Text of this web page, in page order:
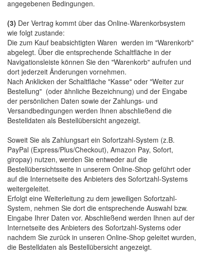
angegebenen Bedingungen.
(3) Der Vertrag kommt über das Online-Warenkorbsystem
wie folgt zustande:
Die zum Kauf beabsichtigten Waren werden im "Warenkorb"
abgelegt. Über die entsprechende Schaltfläche in der
Navigationsleiste können Sie den "Warenkorb" aufrufen und
dort jederzeit Änderungen vornehmen.
Nach Anklicken der Schaltfläche "Kasse" oder "Weiter zur
Bestellung" (oder ähnliche Bezeichnung) und der Eingabe
der persönlichen Daten sowie der Zahlungs- und
Versandbedingungen werden Ihnen abschließend die
Bestelldaten als Bestellübersicht angezeigt.
Soweit Sie als Zahlungsart ein Sofortzahl-System (z.B.
PayPal (Express/Plus/Checkout), Amazon Pay, Sofort,
giropay) nutzen, werden Sie entweder auf die
Bestellübersichtsseite in unserem Online-Shop geführt oder
auf die Internetseite des Anbieters des Sofortzahl-Systems
weitergeleitet.
Erfolgt eine Weiterleitung zu dem jeweiligen Sofortzahl-
System, nehmen Sie dort die entsprechende Auswahl bzw.
Eingabe Ihrer Daten vor. Abschließend werden Ihnen auf der
Internetseite des Anbieters des Sofortzahl-Systems oder
nachdem Sie zurück in unseren Online-Shop geleitet wurden,
die Bestelldaten als Bestellübersicht angezeigt.